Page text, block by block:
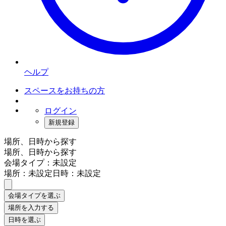
ヘルプ
スペースをお持ちの方
ログイン
新規登録
場所、日時から探す
場所、日時から探す
会場タイプ：未設定
場所：未設定日時：未設定
会場タイプを選ぶ
場所を入力する
日時を選ぶ